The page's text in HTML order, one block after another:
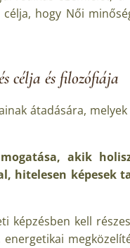
hogy Női
célja és filozófiája
átadására,
akik
hitelesen
kell